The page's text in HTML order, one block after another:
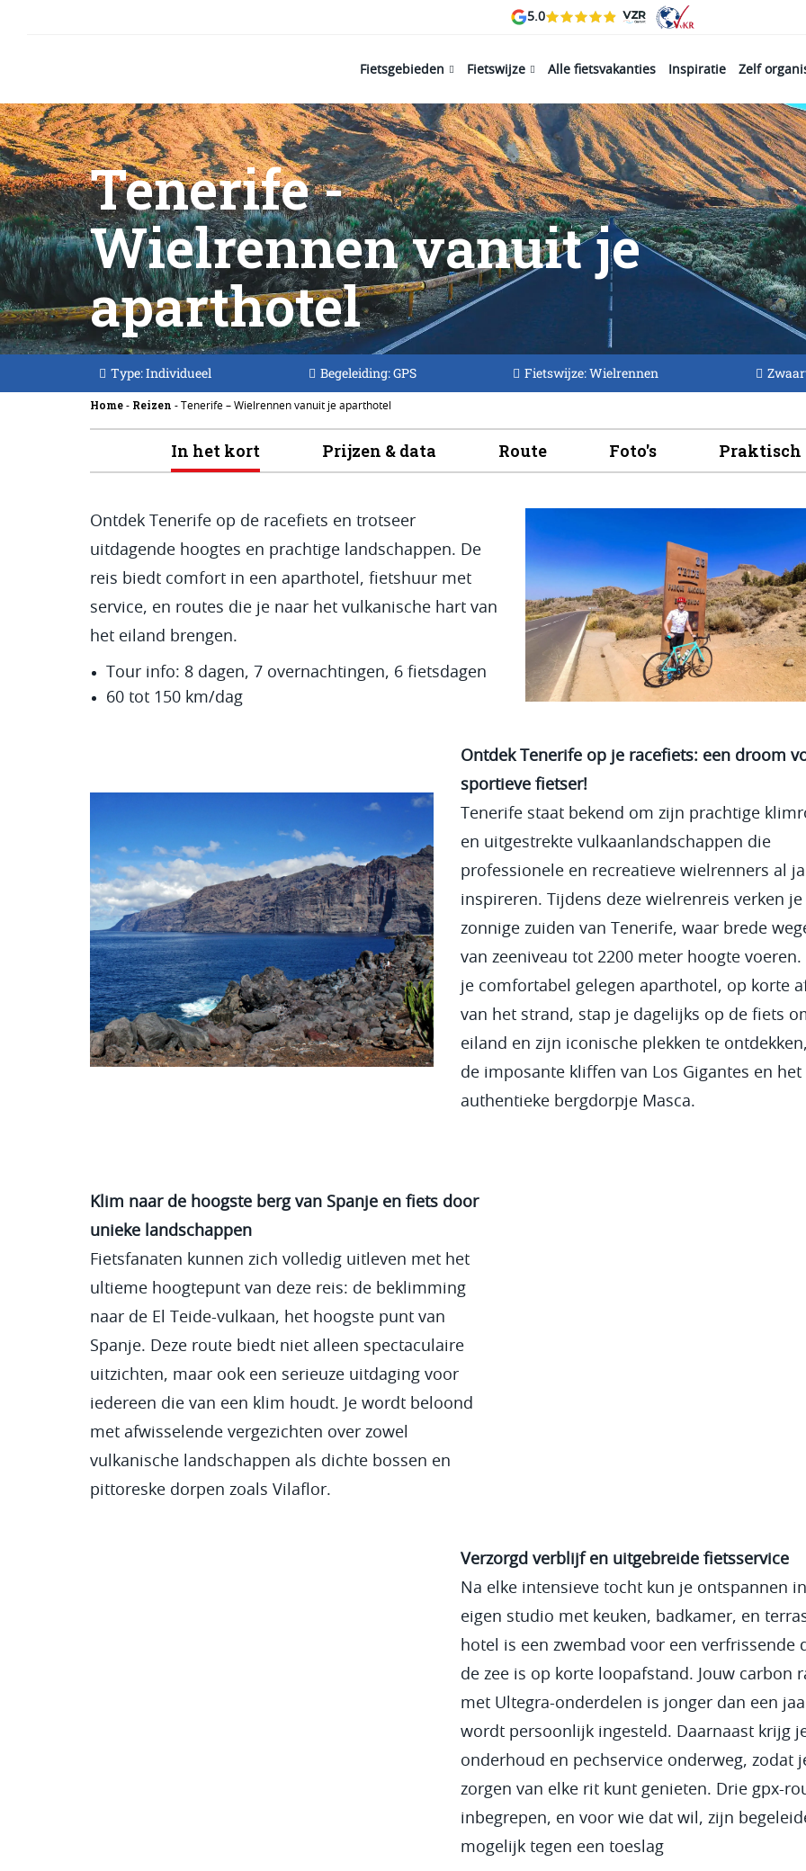
5.0
Fietsgebieden Fietswijze Alle fietsvakanties Inspiratie Zelf
Tenerife -
Wielrennen vanuit je
aparthotel
Type: Individueel Begeleiding: GPS Fietswijze: Wielrennen
Home - Reizen - Tenerife – Wielrennen vanuit je aparthotel
In het kort Prijzen & data Route Foto's Praktisch
Ontdek Tenerife op de racefiets en trotseer
uitdagende hoogtes en prachtige landschappen. De
reis biedt comfort in een aparthotel, fietshuur met
service, en routes die je naar het vulkanische hart van
het eiland brengen.
Tour info: 8 dagen, 7 overnachtingen, 6 fietsdagen
60 tot 150 km/dag
Ontdek Tenerife op je racefiets: een droom
sportieve fietser!
Tenerife staat bekend om zijn prachtige
en uitgestrekte vulkaanlandschappen die
professionele en recreatieve wielrenners al
inspireren. Tijdens deze wielrenreis verken je
zonnige zuiden van Tenerife, waar brede
van zeeniveau tot 2200 meter hoogte voeren.
je comfortabel gelegen aparthotel, op korte
van het strand, stap je dagelijks op de fiets
eiland en zijn iconische plekken te
de imposante kliffen van Los Gigantes en het
authentieke bergdorpje Masca.
Klim naar de hoogste berg van Spanje en fiets door
unieke landschappen
Fietsfanaten kunnen zich volledig uitleven met het
ultieme hoogtepunt van deze reis: de beklimming
naar de El Teide-vulkaan, het hoogste punt van
Spanje. Deze route biedt niet alleen spectaculaire
uitzichten, maar ook een serieuze uitdaging voor
iedereen die van een klim houdt. Je wordt beloond
met afwisselende vergezichten over zowel
vulkanische landschappen als dichte bossen en
pittoreske dorpen zoals Vilaflor.
Verzorgd verblijf en uitgebreide fietsservice
Na elke intensieve tocht kun je ontspannen
eigen studio met keuken, badkamer, en
hotel is een zwembad voor een verfrissende
de zee is op korte loopafstand. Jouw carbon
met Ultegra-onderdelen is jonger dan een
wordt persoonlijk ingesteld. Daarnaast krijg
onderhoud en pechservice onderweg, zodat
zorgen van elke rit kunt genieten. Drie gpx-
inbegrepen, en voor wie dat wil, zijn
mogelijk tegen een toeslag